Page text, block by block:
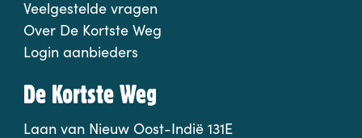
Veelgestelde vragen
Over De Kortste Weg
Login aanbieders
De Kortste Weg
Laan van Nieuw Oost-Indië 131E